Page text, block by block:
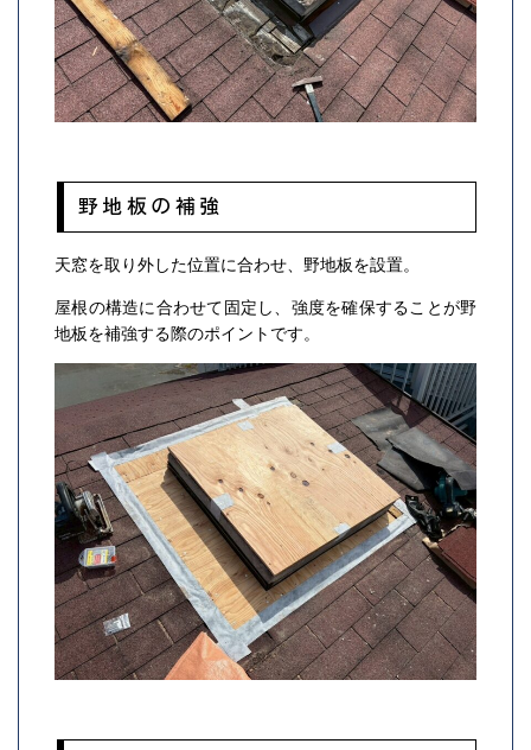
野地板の補強
天窓を取り外した位置に合わせ、野地板を設置。
屋根の構造に合わせて固定し、強度を確保することが野
地板を補強する際のポイントです。